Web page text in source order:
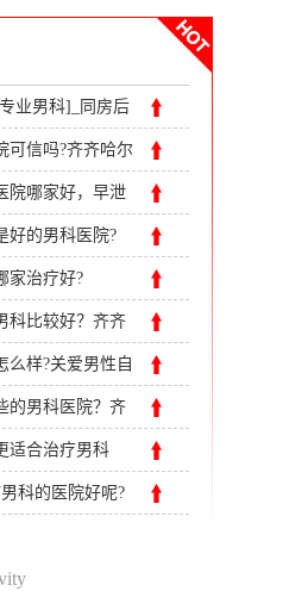
业男科]_同房后
可信吗?齐齐哈尔
]
院哪家好，早泄
医院治疗好​
好的男科医院?
家治疗好?
科比较好？齐齐
么样?关爱男性自
的男科医院？齐
适合治疗男科
科的医院好呢?